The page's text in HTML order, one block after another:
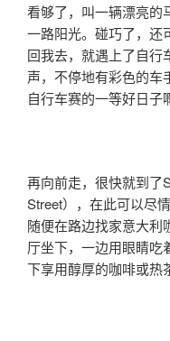
看够了，叫一辆漂亮的
一路阳光。碰巧了，还
回我去，就遇上了自行
声，不停地有彩色的车
自行车赛的一等好日子
再向前走，很快就到了
Street），在此可以尽
随便在路边找家意大利
厅坐下，一边用眼睛吃
下享用醇厚的咖啡或热